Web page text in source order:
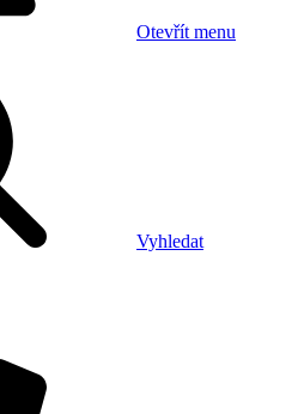
Otevřít menu
Vyhledat